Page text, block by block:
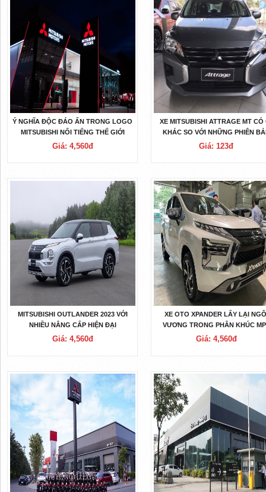
Ý NGHĨA ĐỘC ĐÁO ẨN TRONG LOGO
MITSUBISHI NỔI TIẾNG THẾ GIỚI
Giá: 4,560đ
XE MITSUBISHI ATTRAGE MT CÓ
KHÁC SO VỚI NHỮNG PHIÊN
CÒN LẠI
Giá: 123đ
MITSUBISHI OUTLANDER 2023 VỚI
NHIỀU NÂNG CẤP HIỆN ĐẠI
Giá: 4,560đ
XE OTO XPANDER LẤY LẠI
VƯƠNG TRONG PHÂN KHÚC
Giá: 4,560đ